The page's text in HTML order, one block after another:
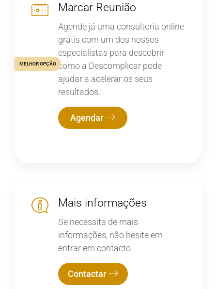
Marcar Reunião
Agende já uma consultoria online
grátis com um dos nossos
especialistas para descobrir
como a Descomplicar pode
ajudar a acelerar os seus
resultados.
Agendar
MELHOR OPÇÃO
Mais informações
Se necessita de mais
informações, não hesite em
entrar em contacto
Contactar